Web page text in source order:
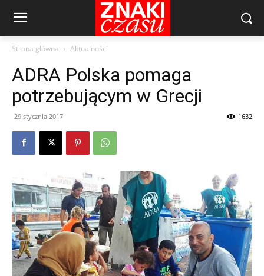
Strona główna Aktualności
ADRA Polska pomaga
potrzebującym w Grecji
29 stycznia 2017 1632